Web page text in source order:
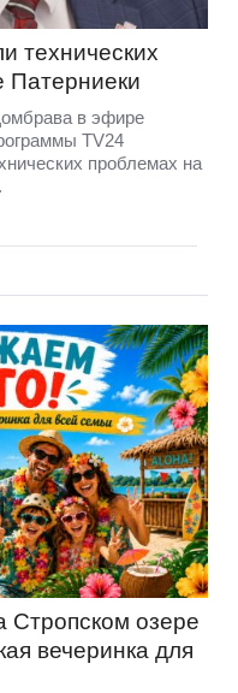
технических
Патерниеки
в эфире
TV24
проблемах на
Стропском озере
вечеринка для